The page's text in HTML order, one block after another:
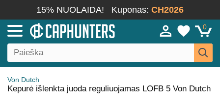
15% NUOLAIDA! Kuponas: CH2026
0
Von Dutch
Kepurė išlenkta juoda reguliuojamas LOFB 5 Von Dutch